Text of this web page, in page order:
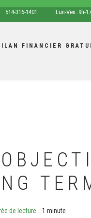
tel
514-316-1401
opening
hours
Lun-Ven: 9h-
FINANCIER
de lecture... 1 minute